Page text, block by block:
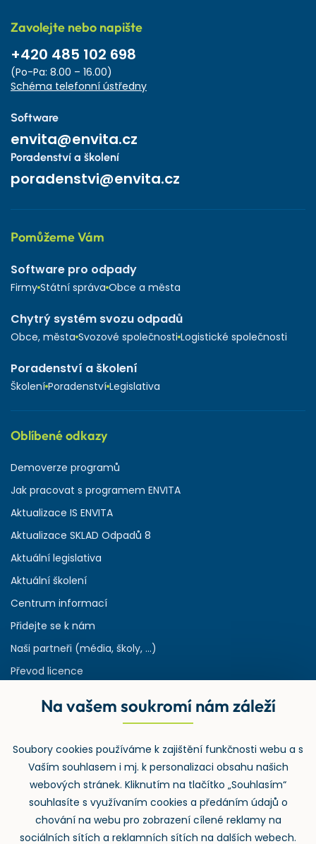
Zavolejte nebo napište
+420 485 102 698
(Po-Pa: 8.00 – 16.00)
Schéma telefonní ústředny
Software
envita@envita.cz
Poradenství a školení
poradenstvi@envita.cz
Pomůžeme Vám
Software pro odpady
Firmy Státní správa Obce a města
Chytrý systém svozu odpadů
Obce, města Svozové společnosti Logistické společnosti
Poradenství a školení
Školení Poradenství Legislativa
Oblíbené odkazy
Demoverze programů
Jak pracovat s programem ENVITA
Aktualizace IS ENVITA
Aktualizace SKLAD Odpadů 8
Aktuální legislativa
Aktuální školení
Centrum informací
Přidejte se k nám
Naši partneři (média, školy, ...)
Převod licence
Rejstřík používaných zkratek v odpadech
Zpětný odběr
Na vašem soukromí nám záleží
Soubory cookies používáme k zajištění funkčnosti webu a s
Vaším souhlasem i mj. k personalizaci obsahu našich
webových stránek. Kliknutím na tlačítko „Souhlasím“
souhlasíte s využívaním cookies a předáním údajů o
chování na webu pro zobrazení cílené reklamy na
sociálních sítích a reklamních sítích na dalších webech.